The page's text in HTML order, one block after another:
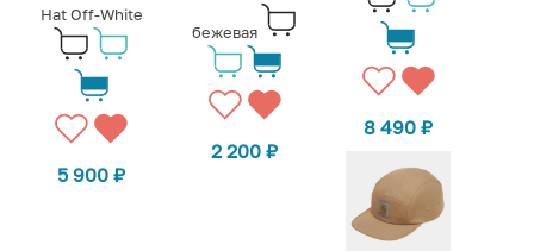
Hat Off-White
5 900₽
бежевая
2 200₽
8 490₽